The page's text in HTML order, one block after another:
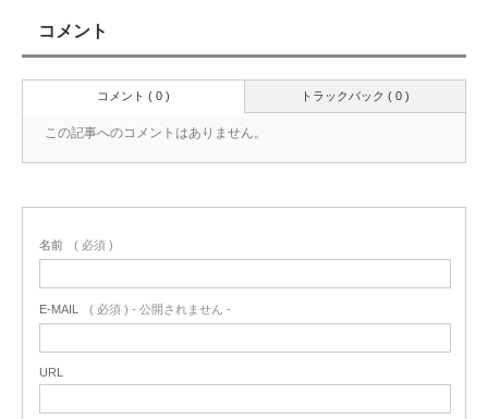
コメント
トラックバック ( 0 )
コメント ( 0 )
この記事へのコメントはありません。
名前 ( 必須 )
E-MAIL ( 必須 ) - 公開されません -
URL